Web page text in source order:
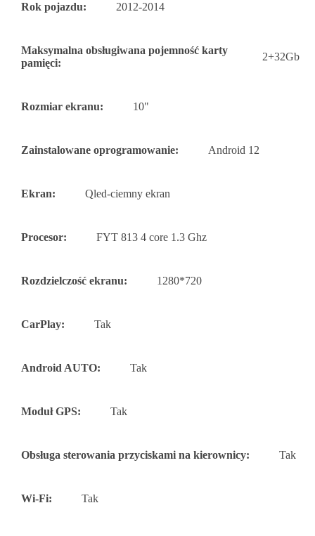
Rok pojazdu: 2012-2014
Maksymalna obsługiwana pojemność karty
pamięci:
2+32Gb
Rozmiar ekranu: 10"
Zainstalowane oprogramowanie: Android 12
Ekran: Qled-ciemny ekran
Procesor: FYT 813 4 core 1.3 Ghz
Rozdzielczość ekranu: 1280*720
CarPlay: Tak
Android AUTO: Tak
Moduł GPS: Tak
Obsługa sterowania przyciskami na kierownicy: Tak
Wi-Fi: Tak